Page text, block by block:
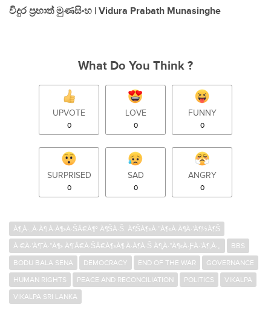
විදුර ප‍්‍රභාත් මුණසිංහ | Vidura Prabath Munasinghe
What Do You Think ?
UPVOTE
0
LOVE
0
FUNNY
0
SURPRISED
0
SAD
0
ANGRY
0
À¶¸À·„À·À¶ À·À¶»À·ŠÂ€À¶º À¶ŠÀ·Š. À¶ŠÀ¶»À·”À¶«À·À¶­À·’À¶½À¶Š
À·€À·’À¶¯À·”À¶» À¶´Â€À·ŠÂ€À¶»À¶·À·À¶­À·Š À¶¸À·”À¶«À·ƑÀ·’À¶‚À·„
BBS
BODU BALA SENA
DEMOCRACY END OF THE WAR
GOVERNANCE
HUMAN RIGHTS
PEACE AND RECONCILIATION POLITICS
VIKALPA
VIKALPA SRI LANKA